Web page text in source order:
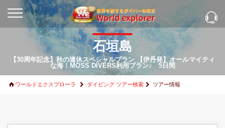
石垣島
【30周年記念】秋の連休スペシャルプラン 【伊丹発】オールマイティ
な海！MOSS DIVERS利用プラン♪ 5日間
ワールドエクスプローラ ダイビング ツアー検索 ツアー情報